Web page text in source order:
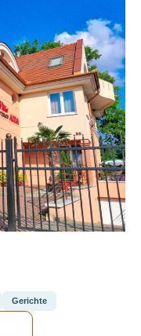
Gerichte